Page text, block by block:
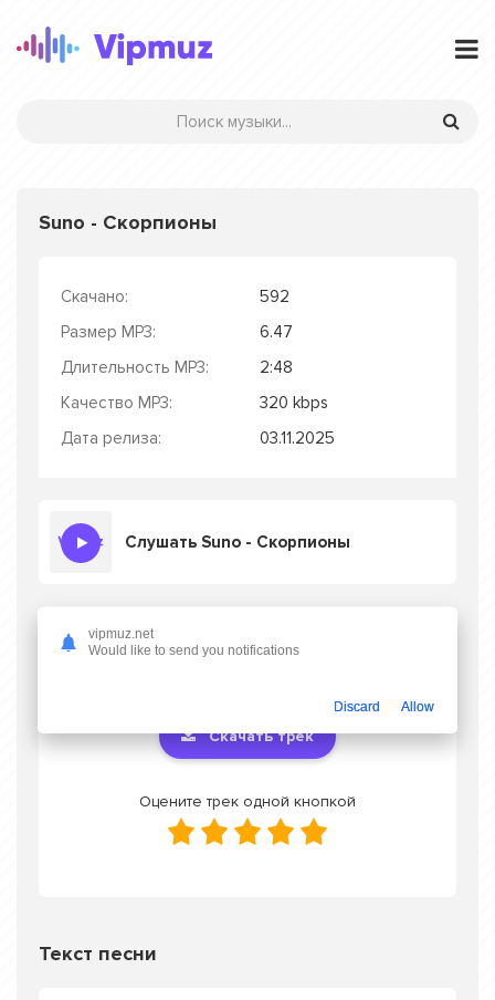
Suno - Скорпионы
Скачано:
592
Размер MP3:
6.47
Длительность MP3:
2:48
Качество MP3:
320 kbps
Дата релиза:
03.11.2025
Слушать Suno - Скорпионы
Скачать песню Suno - Скорпионы
или слушать онлайн бесплатно
Скачать трек
Оцените трек одной кнопкой
Текст песни
vipmuz.net
Would like to send you notifications
Discard Allow